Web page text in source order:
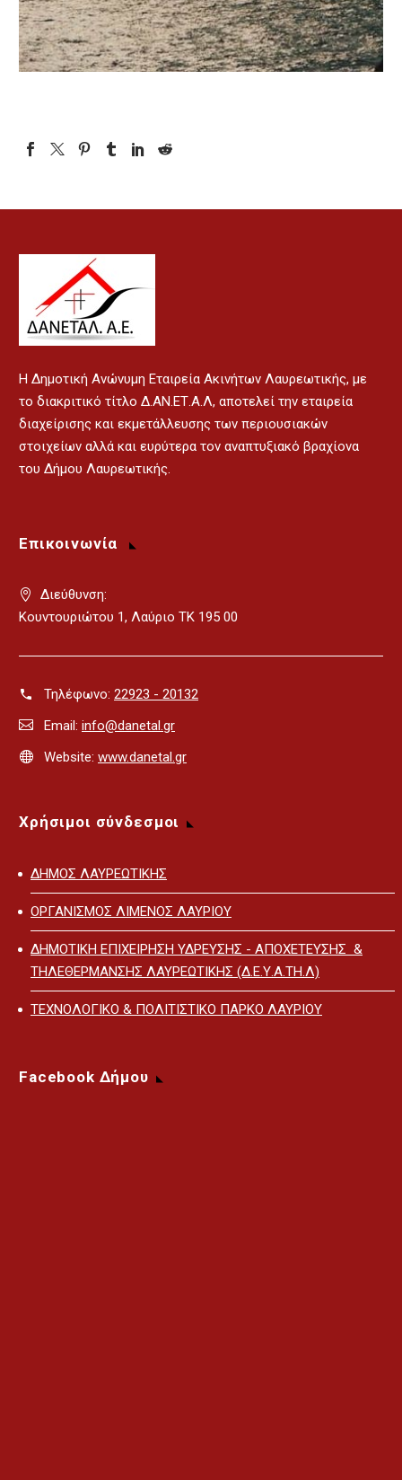
H Δημοτική Ανώνυμη Εταιρεία Ακινήτων Λαυρεωτικής, με
το διακριτικό τίτλο Δ.ΑΝ.ΕΤ.Α.Λ, αποτελεί την εταιρεία
διαχείρισης και εκμετάλλευσης των περιουσιακών
στοιχείων αλλά και ευρύτερα τον αναπτυξιακό βραχίονα
του Δήμου Λαυρεωτικής.
Επικοινωνία
Διεύθυνση:
Κουντουριώτου 1, Λαύριο ΤΚ 195 00
Τηλέφωνο: 22923 - 20132
Email: info@danetal.gr
Website: www.danetal.gr
Χρήσιμοι σύνδεσμοι
ΔΗΜΟΣ ΛΑΥΡΕΩΤΙΚΗΣ
ΟΡΓΑΝΙΣΜΟΣ ΛΙΜΕΝΟΣ ΛΑΥΡΙΟΥ
ΔΗΜΟΤΙΚΗ ΕΠΙΧΕΙΡΗΣΗ ΥΔΡΕΥΣΗΣ - ΑΠΟΧΕΤΕΥΣΗΣ &
ΤΗΛΕΘΕΡΜΑΝΣΗΣ ΛΑΥΡΕΩΤΙΚΗΣ (Δ.Ε.Υ.Α.ΤΗ.Λ)
ΤΕΧΝΟΛΟΓΙΚΟ & ΠΟΛΙΤΙΣΤΙΚΟ ΠΑΡΚΟ ΛΑΥΡΙΟΥ
Facebook Δήμου